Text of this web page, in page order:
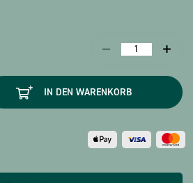
Brillenbox
schwarz
Menge
IN DEN WARENKORB